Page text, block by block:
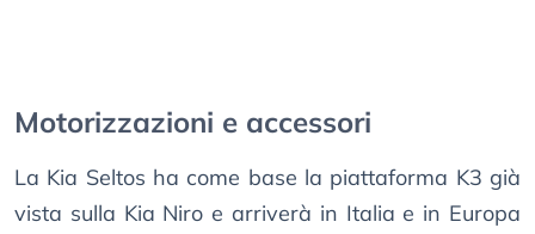
Motorizzazioni e accessori
La Kia Seltos ha come base la piattaforma K3 già
vista sulla Kia Niro e arriverà in Italia e in Europa